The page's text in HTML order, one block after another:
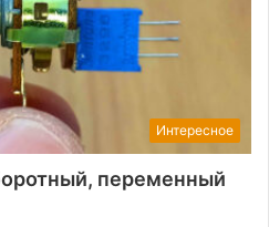
Интересное
переменный